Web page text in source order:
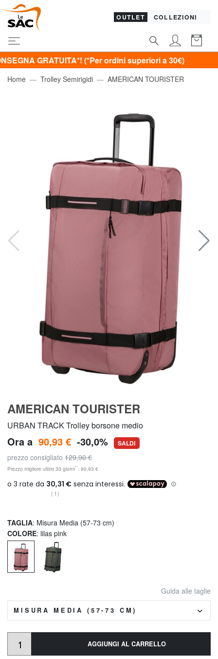
OUTLET COLLEZIONI
GRATUITA*! (*Per ordini superiori a 30€)
Home Trolley Semirigidi AMERICAN TOURISTER
AMERICAN TOURISTER
URBAN TRACK Trolley borsone medio
Ora a 90,93 € -30,0% SALDI
prezzo consigliato 129,90 €
Prezzo migliore ultimi 30 giorni**: 90,93 €
(1)
TAGLIA: Misura Media (57-73 cm)
COLORE: lilas pink
Guida alle taglie
MISURA MEDIA (57-73 CM)
AGGIUNGI AL CARRELLO